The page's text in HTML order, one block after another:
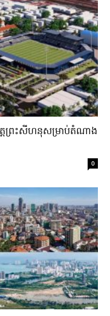
តព្រះសីហនុ​សម្រាប់​តំណាង​
0